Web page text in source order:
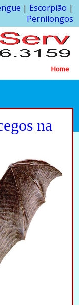
| Escorpião |
Pernilongos
Home
na